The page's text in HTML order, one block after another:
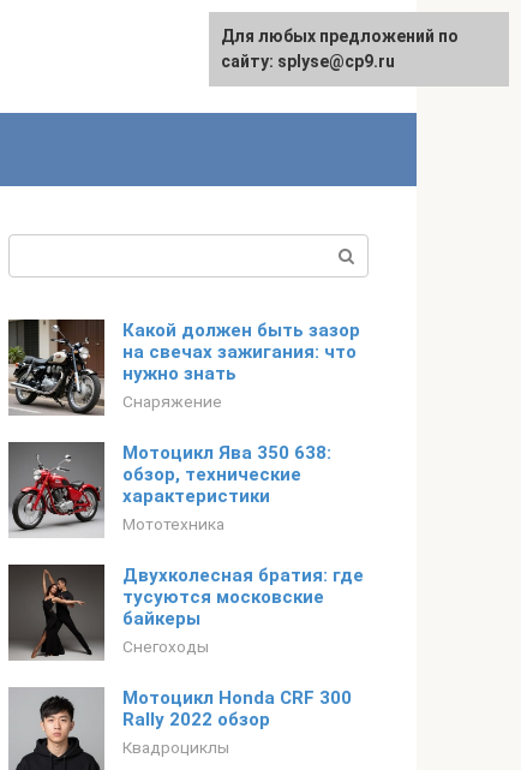
Какой должен быть зазор
на свечах зажигания: что
нужно знать
Снаряжение
Мотоцикл Ява 350 638:
обзор, технические
характеристики
Мототехника
Двухколесная братия: где
тусуются московские
байкеры
Снегоходы
Мотоцикл Honda CRF 300
Rally 2022 обзор
Квадроциклы
Для любых предложений по
сайту: splyse@cp9.ru